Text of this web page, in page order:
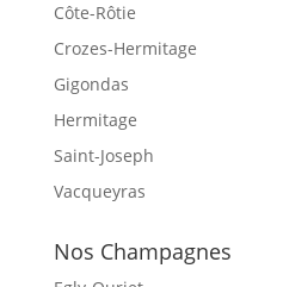
Côte-Rôtie
Crozes-Hermitage
Gigondas
Hermitage
Saint-Joseph
Vacqueyras
Nos Champagnes